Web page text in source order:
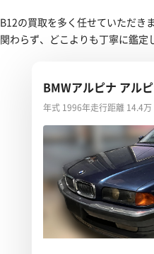
B12の買取を多く任せていただき
関わらず、どこよりも丁寧に鑑定
BMWアルピナ アル
年式 1996年走行距離 14.4